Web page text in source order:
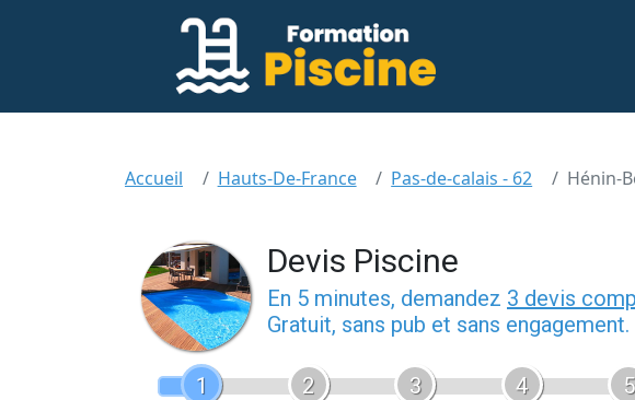
Accueil Hauts-De-France Pas-de-calais - 62 Hénin-
Devis Piscine
En 5 minutes, demandez 3 devis
Gratuit, sans pub et sans engagement.
1 2 3 4 5